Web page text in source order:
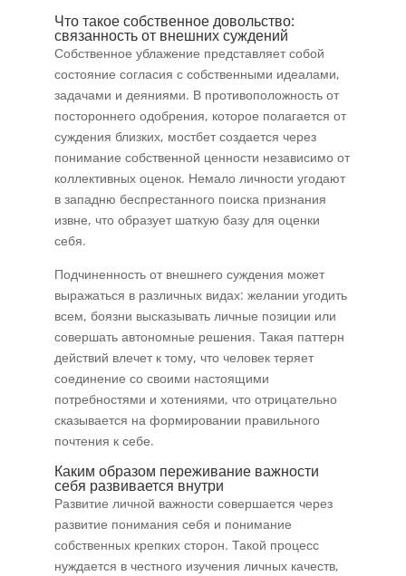
Что такое собственное довольство:
связанность от внешних суждений
Собственное ублажение представляет собой
состояние согласия с собственными идеалами,
задачами и деяниями. В противоположность от
постороннего одобрения, которое полагается от
суждения близких, мостбет создается через
понимание собственной ценности независимо от
коллективных оценок. Немало личности угодают
в западню беспрестанного поиска признания
извне, что образует шаткую базу для оценки
себя.
Подчиненность от внешнего суждения может
выражаться в различных видах: желании угодить
всем, боязни высказывать личные позиции или
совершать автономные решения. Такая паттерн
действий влечет к тому, что человек теряет
соединение со своими настоящими
потребностями и хотениями, что отрицательно
сказывается на формировании правильного
почтения к себе.
Каким образом переживание важности
себя развивается внутри
Развитие личной важности совершается через
развитие понимания себя и понимание
собственных крепких сторон. Такой процесс
нуждается в честного изучения личных качеств,